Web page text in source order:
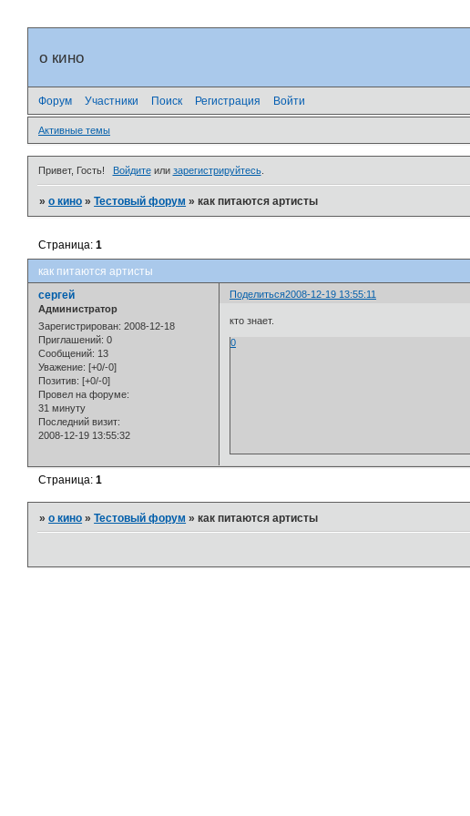
о кино
Форум Участники Поиск Регистрация Войти
Активные темы
Привет, Гость! Войдитеили зарегистрируйтесь.
»о кино »Тестовый форум »как питаются артисты
как питаются артисты
Страница:1
Поделиться2008-12-19 13:55:11
сергей
Администратор
Зарегистрирован: 2008-12-18
Приглашений: 0
Сообщений: 13
Уважение: [+0/-0]
Позитив: [+0/-0]
Провел на форуме:
31 минуту
Последний визит:
2008-12-19 13:55:32
кто знает.
0
Страница:1
»о кино »Тестовый форум »как питаются артисты